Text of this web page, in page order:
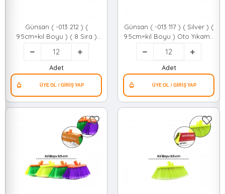
Günsan ( -013 212 ) (
9.5cm=kıl Boyu ) ( 8 Sıra )
(battal) Oto Yıkama Fırçası
(yumuşak Doku) (oto & Cam
& Islak Zemin)*12=k
Adet
Günsan ( -013 117 ) ( Silver ) (
9.5cm=kıl Boyu ) Oto Yıkama
Fırçası (yumuşak Doku) (oto
& Cam & Islak Zemin) (karton
Sargı Kutulu)*12=k
Adet